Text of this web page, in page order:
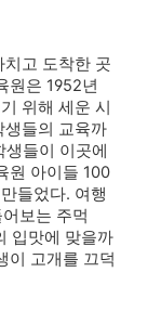
고 도착한 곳
원은 1952년
위해 세운 시
생들의 교육까
들이 이곳에
원 아이들 100
들었다. 여행
보는 주먹
입맛에 맞을까
이 고개를 끄덕